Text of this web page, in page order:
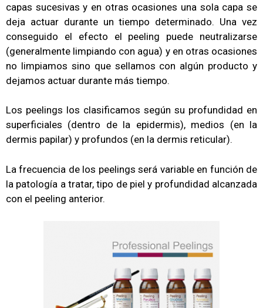
capas sucesivas y en otras ocasiones una sola capa se
deja actuar durante un tiempo determinado. Una vez
conseguido el efecto el peeling puede neutralizarse
(generalmente limpiando con agua) y en otras ocasiones
no limpiamos sino que sellamos con algún producto y
dejamos actuar durante más tiempo.
Los peelings los clasificamos según su profundidad en
superficiales (dentro de la epidermis), medios (en la
dermis papilar) y profundos (en la dermis reticular).
La frecuencia de los peelings será variable en función de
la patología a tratar, tipo de piel y profundidad alcanzada
con el peeling anterior.